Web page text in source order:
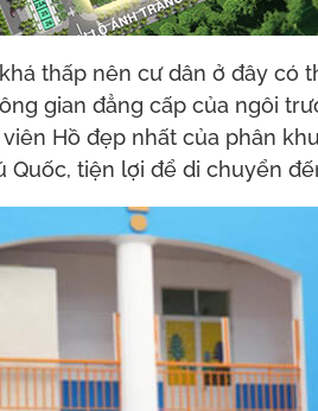
thấp nên cư dân ở đây
gian đẳng cấp của ngôi
Hồ đẹp nhất của phân
Quốc, tiện lợi để di chuyển